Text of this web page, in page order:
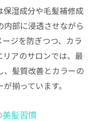
保湿成分や毛髪補修成
内部に浸透させながら
ジを防ぎつつ、カラ
アのサロンでは、最
、髪質改善とカラーの
揃っています。
美髪習慣